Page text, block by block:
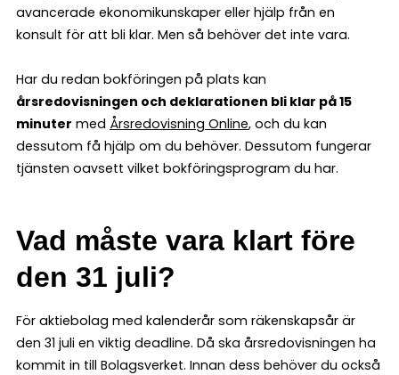
avancerade ekonomikunskaper eller hjälp från en
konsult för att bli klar. Men så behöver det inte vara.
Har du redan bokföringen på plats kan
årsredovisningen och deklarationen bli klar på 15
minuter med Årsredovisning Online, och du kan
dessutom få hjälp om du behöver. Dessutom fungerar
tjänsten oavsett vilket bokföringsprogram du har.
Vad måste vara klart före
den 31 juli?
För aktiebolag med kalenderår som räkenskapsår är
den 31 juli en viktig deadline. Då ska årsredovisningen ha
kommit in till Bolagsverket. Innan dess behöver du också